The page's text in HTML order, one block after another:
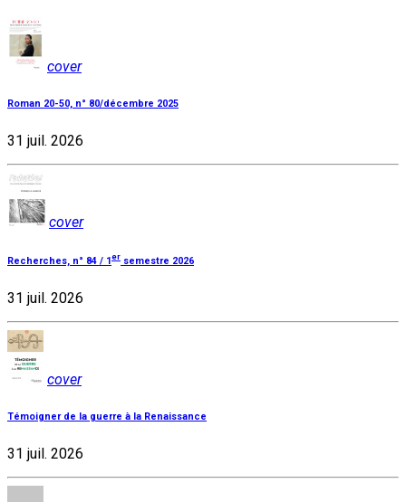
cover
Roman 20-50, n° 80/décembre 2025
31 juil. 2026
cover
Recherches, n° 84 / 1 er semestre 2026
31 juil. 2026
cover
Témoigner de la guerre à la Renaissance
31 juil. 2026